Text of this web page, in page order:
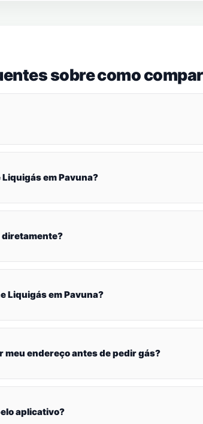
sobre como
em Pavuna?
diretamente?
Liquigás em Pavuna?
meu endereço antes de pedir gás?
aplicativo?